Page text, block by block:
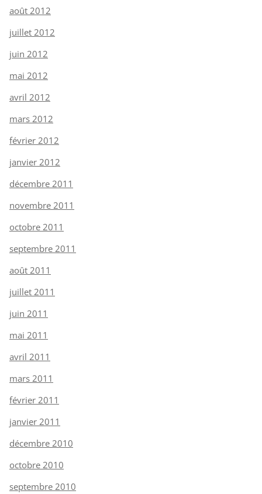
août 2012
juillet 2012
juin 2012
mai 2012
avril 2012
mars 2012
février 2012
janvier 2012
décembre 2011
novembre 2011
octobre 2011
septembre 2011
août 2011
juillet 2011
juin 2011
mai 2011
avril 2011
mars 2011
février 2011
janvier 2011
décembre 2010
octobre 2010
septembre 2010